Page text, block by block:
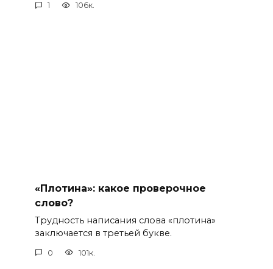
1 106к.
«Плотина»: какое проверочное
слово?
Трудность написания слова «плотина»
заключается в третьей букве.
0 101к.